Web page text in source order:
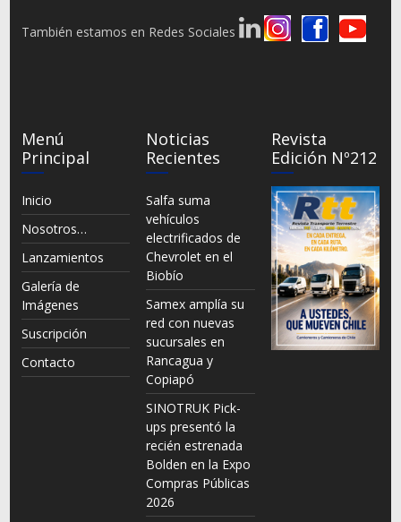
También estamos en Redes Sociales
Menú
Principal
Inicio
Nosotros…
Lanzamientos
Galería de
Imágenes
Suscripción
Contacto
Noticias
Recientes
Salfa suma
vehículos
electrificados de
Chevrolet en el
Biobío
Samex amplía su
red con nuevas
sucursales en
Rancagua y
Copiapó
SINOTRUK Pick-
ups presentó la
recién estrenada
Bolden en la Expo
Compras Públicas
2026
Revista
Edición Nº212